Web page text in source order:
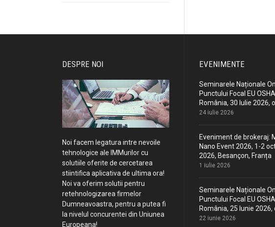
DESPRE NOI
Noi facem legatura intre nevoile
tehnologice ale IMMurilor cu
solutiile oferite de cercetarea
stiintifica aplicativa de ultima ora!
Noi va oferim solutii pentru
retehnologizarea firmelor
Dumneavoastra, pentru a putea fi
la nivelul concurentei din Uniunea
Europeana!
EVENIMENTE
Seminarele Naționale
Punctului Focal EU
România, 30 Iulie 2026,
24 iulie 2026
Eveniment de brokeraj:
Nano Event 2026, 1-2
2026, Besançon, Franța
1 iulie 2026
Seminarele Naționale
Punctului Focal EU
România, 25 Iunie 2026,
22 iunie 2026